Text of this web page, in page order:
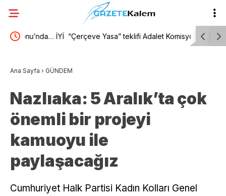
İYİ “Çerçeve Yasa” teklifi Adalet Komisyonu’nda… İYİ
Ana Sayfa › GÜNDEM
Nazlıaka: 5 Aralık’ta çok
önemli bir projeyi
kamuoyu ile
paylaşacağız
Cumhuriyet Halk Partisi Kadın Kolları Genel